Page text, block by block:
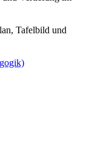
Tafelbild und